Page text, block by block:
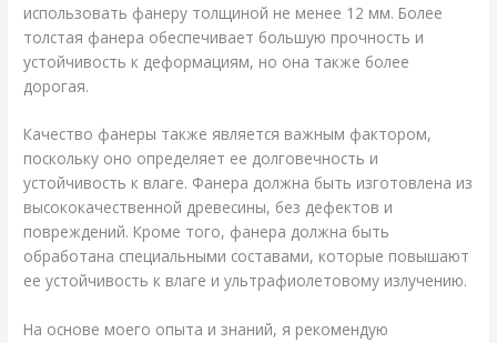
использовать фанеру толщиной не менее 12 мм. Более
толстая фанера обеспечивает большую прочность и
устойчивость к деформациям, но она также более
дорогая.
Качество фанеры также является важным фактором,
поскольку оно определяет ее долговечность и
устойчивость к влаге. Фанера должна быть изготовлена из
высококачественной древесины, без дефектов и
повреждений. Кроме того, фанера должна быть
обработана специальными составами, которые повышают
ее устойчивость к влаге и ультрафиолетовому излучению.
На основе моего опыта и знаний, я рекомендую